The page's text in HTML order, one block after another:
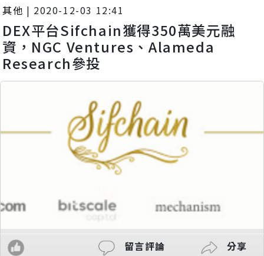
其他 | 2020-12-03 12:41
DEX平台Sifchain獲得350萬美元融
資，NGC Ventures、Alameda
Research參投
留言評論 分享